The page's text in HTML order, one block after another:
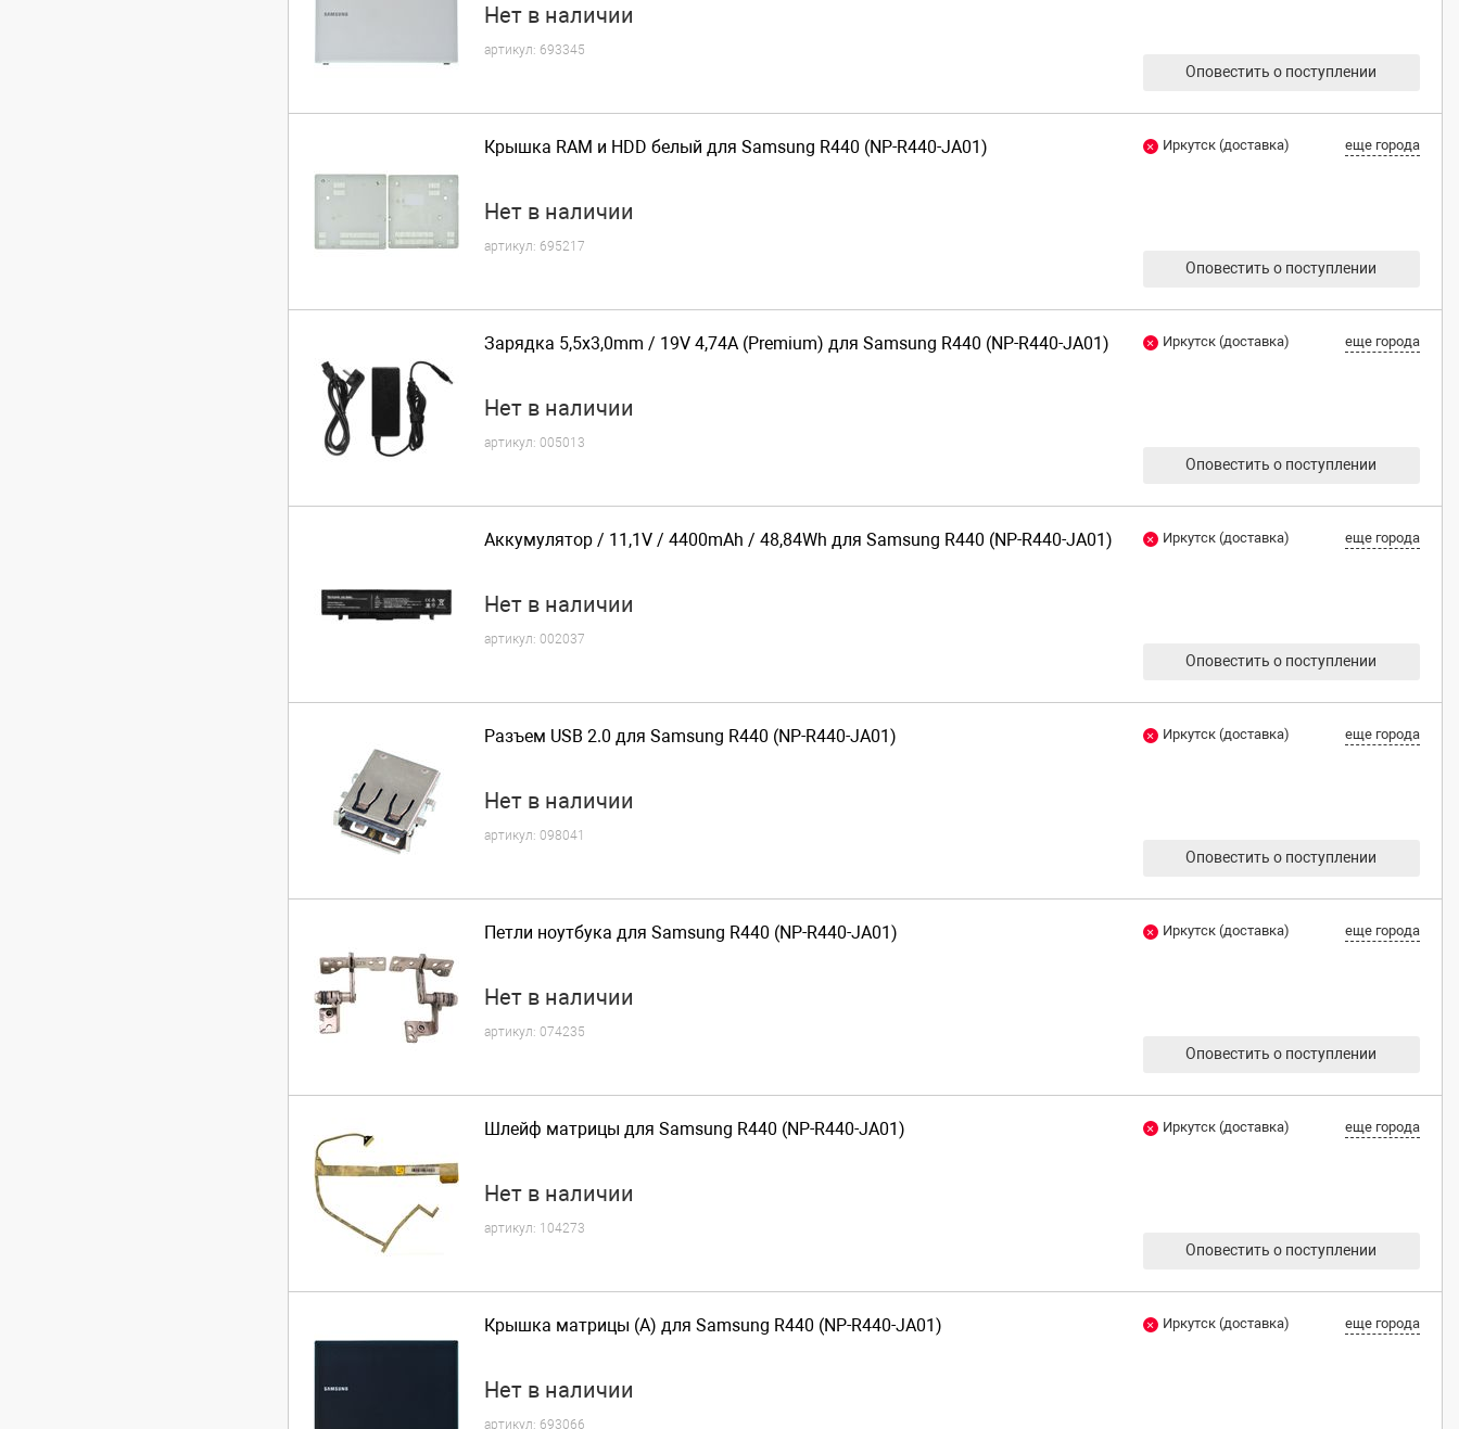
Нет в наличии
артикул: 693345
Оповестить о поступлении
Крышка RAM и HDD белый для Samsung R440 (NP-R440-JA01)
Нет в наличии
артикул: 695217
Иркутск (доставка) еще города
Оповестить о поступлении
Зарядка 5,5x3,0mm / 19V 4,74A (Premium) для Samsung R440 (NP-R440-JA01)
Нет в наличии
артикул: 005013
Иркутск (доставка) еще города
Оповестить о поступлении
Аккумулятор / 11,1V / 4400mAh / 48,84Wh для Samsung R440 (NP-R440-JA01)
Нет в наличии
артикул: 002037
Иркутск (доставка) еще города
Оповестить о поступлении
Разъем USB 2.0 для Samsung R440 (NP-R440-JA01)
Нет в наличии
артикул: 098041
Иркутск (доставка) еще города
Оповестить о поступлении
Петли ноутбука для Samsung R440 (NP-R440-JA01)
Нет в наличии
артикул: 074235
Иркутск (доставка) еще города
Оповестить о поступлении
Шлейф матрицы для Samsung R440 (NP-R440-JA01)
Нет в наличии
артикул: 104273
Иркутск (доставка) еще города
Оповестить о поступлении
Крышка матрицы (A) для Samsung R440 (NP-R440-JA01)
Нет в наличии
артикул: 693066
Иркутск (доставка) еще города